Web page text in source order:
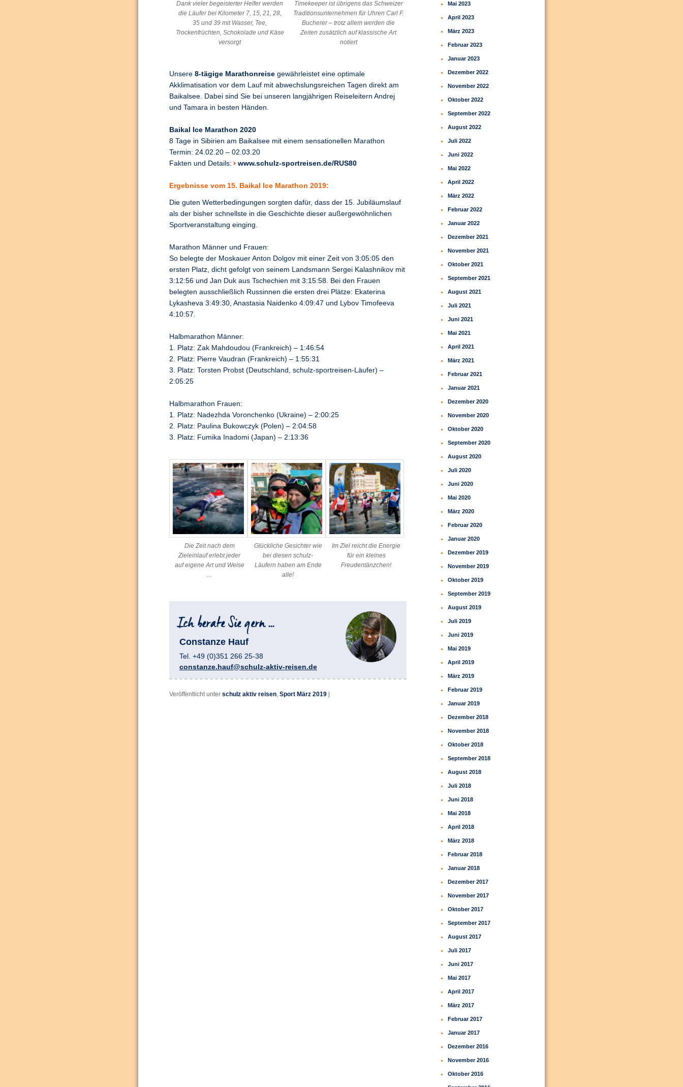
Dank vieler begeisterter Helfer werden
die Läufer bei Kilometer 7, 15, 21, 28,
35 und 39 mit Wasser, Tee,
Trockenfrüchten, Schokolade und Käse
versorgt
Timekeeper ist übrigens das Schweizer
Traditionsunternehmen für Uhren Carl F.
Bucherer – trotz allem werden die
Zeiten zusätzlich auf klassische Art
notiert
Unsere 8-tägige Marathonreisegewährleistet eine optimale
Akklimatisation vor dem Lauf mit abwechslungsreichen Tagen direkt am
Baikalsee. Dabei sind Sie bei unseren langjährigen Reiseleitern Andrej
und Tamara in besten Händen.
Baikal Ice Marathon 2020
8 Tage in Sibirien am Baikalsee mit einem sensationellen Marathon
Termin: 24.02.20 – 02.03.20
Fakten und Details:
www.schulz-sportreisen.de/RUS80
Ergebnisse vom 15. Baikal Ice Marathon 2019:
Die guten Wetterbedingungen sorgten dafür, dass der 15. Jubiläumslauf
als der bisher schnellste in die Geschichte dieser außergewöhnlichen
Sportveranstaltung einging.
Marathon Männer und Frauen:
So belegte der Moskauer Anton Dolgov mit einer Zeit von 3:05:05 den
ersten Platz, dicht gefolgt von seinem Landsmann Sergei Kalashnikov mit
3:12:56 und Jan Duk aus Tschechien mit 3:15:58. Bei den Frauen
belegten ausschließlich Russinnen die ersten drei Plätze: Ekaterina
Lykasheva 3:49:30, Anastasia Naidenko 4:09:47 und Lybov Timofeeva
4:10:57.
Halbmarathon Männer:
1. Platz: Zak Mahdoudou (Frankreich) – 1:46:54
2. Platz: Pierre Vaudran (Frankreich) – 1:55:31
3. Platz: Torsten Probst (Deutschland, schulz-sportreisen-Läufer) –
2:05:25
Halbmarathon Frauen:
1. Platz: Nadezhda Voronchenko (Ukraine) – 2:00:25
2. Platz: Paulina Bukowczyk (Polen) – 2:04:58
3. Platz: Fumika Inadomi (Japan) – 2:13:36
Die Zeit nach dem
Zieleinlauf erlebt jeder
auf eigene Art und Weise
…
Glückliche Gesichter wie
bei diesen schulz-
Läufern haben am Ende
alle!
Im Ziel reicht die Energie
für ein kleines
Freudentänzchen!
Constanze Hauf
Tel. +49 (0)351 266 25-38
constanze.hauf@schulz-aktiv-reisen.de
Veröffentlicht unter schulz aktiv reisen, Sport März 2019
Mai 2023
April 2023
März 2023
Februar 2023
Januar 2023
Dezember 2022
November 2022
Oktober 2022
September 2022
August 2022
Juli 2022
Juni 2022
Mai 2022
April 2022
März 2022
Februar 2022
Januar 2022
Dezember 2021
November 2021
Oktober 2021
September 2021
August 2021
Juli 2021
Juni 2021
Mai 2021
April 2021
März 2021
Februar 2021
Januar 2021
Dezember 2020
November 2020
Oktober 2020
September 2020
August 2020
Juli 2020
Juni 2020
Mai 2020
März 2020
Februar 2020
Januar 2020
Dezember 2019
November 2019
Oktober 2019
September 2019
August 2019
Juli 2019
Juni 2019
Mai 2019
April 2019
März 2019
Februar 2019
Januar 2019
Dezember 2018
November 2018
Oktober 2018
September 2018
August 2018
Juli 2018
Juni 2018
Mai 2018
April 2018
März 2018
Februar 2018
Januar 2018
Dezember 2017
November 2017
Oktober 2017
September 2017
August 2017
Juli 2017
Juni 2017
Mai 2017
April 2017
März 2017
Februar 2017
Januar 2017
Dezember 2016
November 2016
Oktober 2016